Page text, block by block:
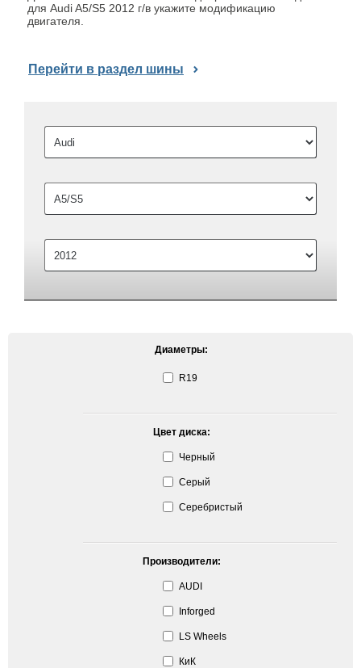
для Audi A5/S5 2012 г/в укажите модификацию
двигателя.
Перейти в раздел шины
Диаметры:
R19
Цвет диска:
Черный
Серый
Серебристый
Производители:
AUDI
Inforged
LS Wheels
КиК